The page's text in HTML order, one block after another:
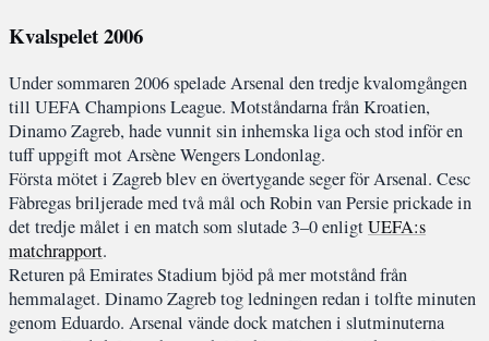
Kvalspelet 2006
Under sommaren 2006 spelade Arsenal den tredje kvalomgången
till UEFA Champions League. Motståndarna från Kroatien,
Dinamo Zagreb, hade vunnit sin inhemska liga och stod inför en
tuff uppgift mot Arsène Wengers Londonlag.
Första mötet i Zagreb blev en övertygande seger för Arsenal. Cesc
Fàbregas briljerade med två mål och Robin van Persie prickade in
det tredje målet i en match som slutade 3–0 enligtUEFA:s
matchrapport.
Returen på Emirates Stadium bjöd på mer motstånd från
hemmalaget. Dinamo Zagreb tog ledningen redan i tolfte minuten
genom Eduardo. Arsenal vände dock matchen i slutminuterna